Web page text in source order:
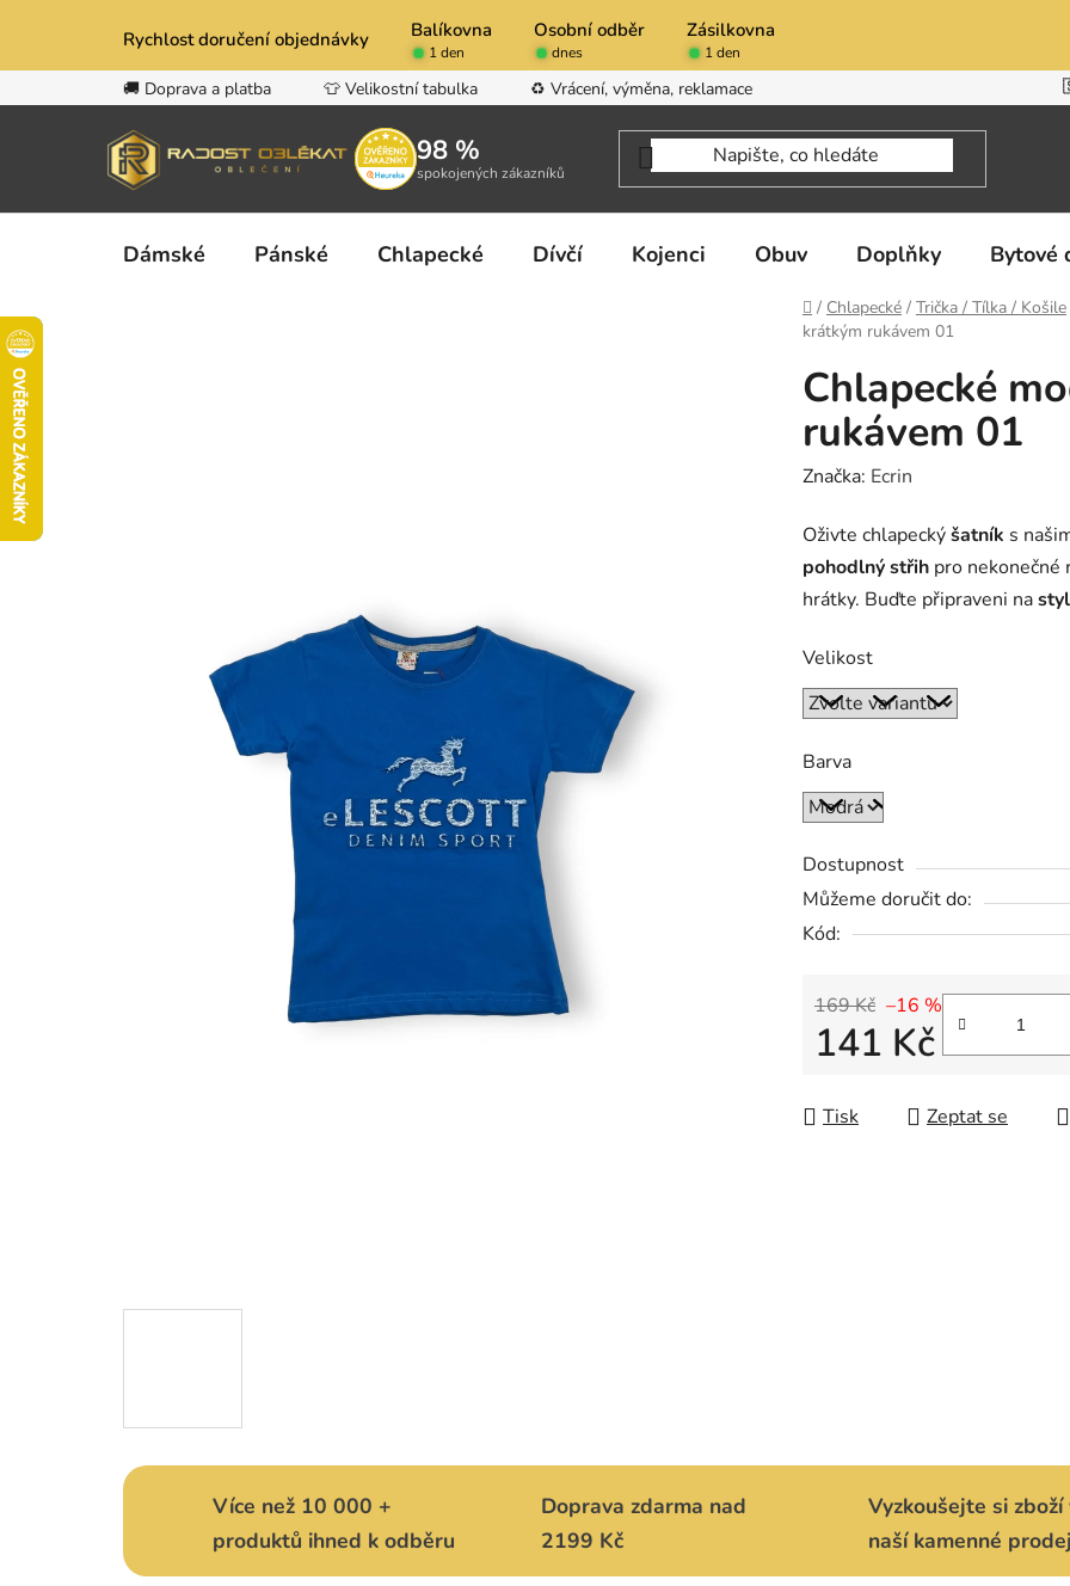
obsah
Rychlost doručení objednávky Balíkovna Osobní odběr Zásilkovna
1 den dnes 1 den
🚚 Doprava a platba 👕 Velikostní tabulka ♻️ Vrácení, výměna, reklamace
98 %
spokojených zákazníků
Dámské Pánské Chlapecké Dívčí Kojenci Obuv Doplňky Bytové
Domů
/ Chlapecké / Trička / Tílka / Košile
krátkým rukávem 01
Chlapecké
rukávem 01
Značka: Ecrin
Oživte chlapeckýšatník s
pohodlný střih pro nekonečné
hrátky. Buďte připraveni na
Velikost
Barva
Dostupnost
Můžeme doručit do:
Kód:
169 Kč –16 %
141 Kč
Tisk Zeptat se
Více než 10 000 +
produktů ihned k odběru
Doprava zdarma nad
2199 Kč
Vyzkoušejte si zboží
naší kamenné